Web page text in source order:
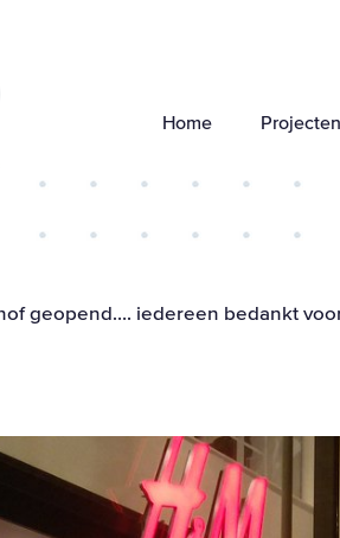
Home Projecten
geopend…. iedereen bedankt